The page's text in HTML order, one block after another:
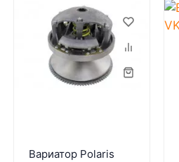
Вариатор Polaris